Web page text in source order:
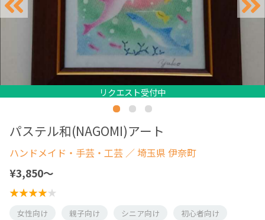
リクエスト受付中
リクエスト受付中
リクエスト受付中
リクエスト受付中
パステル和(NAGOMI)アート
ハンドメイド・手芸・工芸 ／ 埼玉県 伊奈町
¥3,850〜
女性向け 親子向け シニア向け
初心者向け